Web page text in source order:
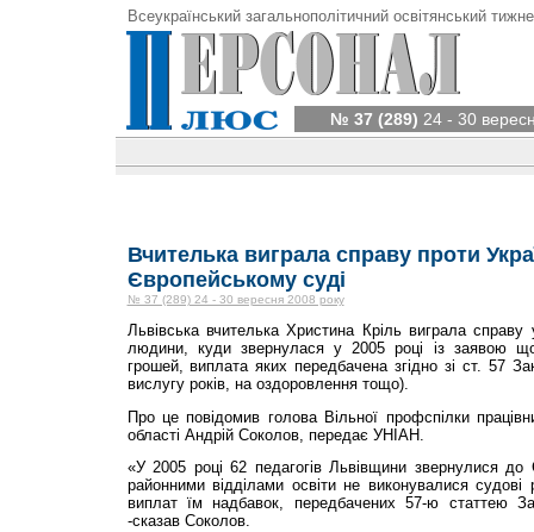
Всеукраїнський загальнополітичний освітянський
№ 37 (289) 24 - 30
Вчителька виграла справу проти
Європейському суді
№ 37 (289) 24 - 30 вересня 2008 року
Львівська вчителька Христина Кріль виграла
людини, куди звернулася у 2005 році із заявою
грошей, виплата яких передбачена згідно зі ст. 57
вислугу років, на оздоровлення тощо).
Про це повідомив голова Вільної профспілки
області Андрій Соколов, передає УНІАН.
«У 2005 році 62 педагогів Львівщини звернулися до
районними відділами освіти не виконувалися
виплат їм надбавок, передбачених 57-ю статтею
-сказав Соколов.